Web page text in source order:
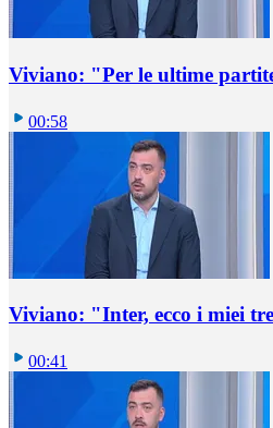
Viviano: "Per le ultime
00:58
Viviano: "Inter, ecco i miei
00:41